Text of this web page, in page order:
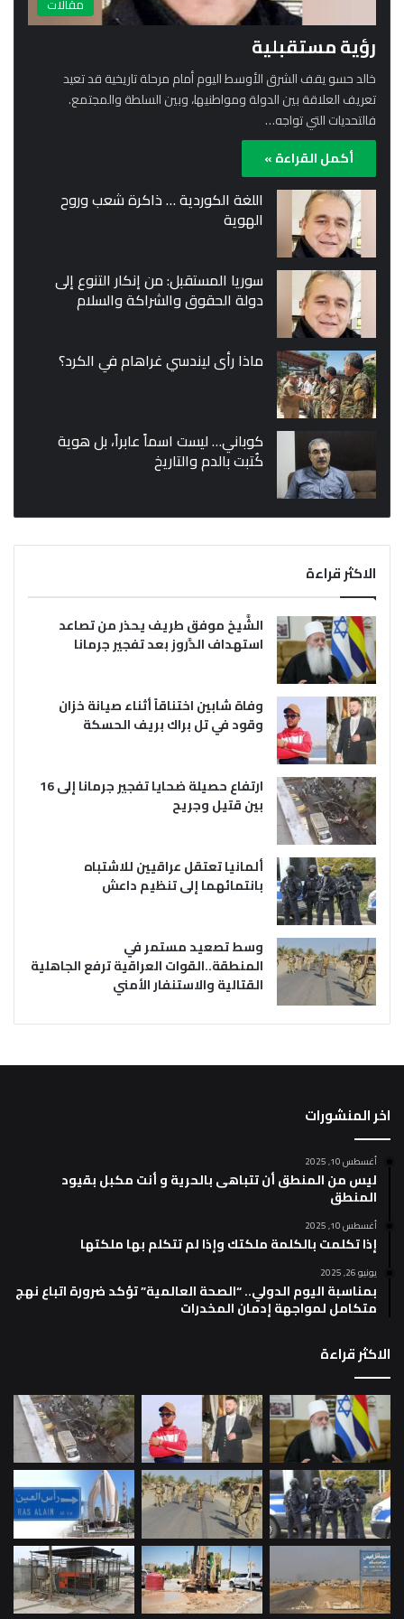
مقالات
رؤية مستقبلية
خالد حسو يقف الشرق الأوسط اليوم أمام مرحلة تاريخية قد تعيد
تعريف العلاقة بين الدولة ومواطنيها، وبين السلطة والمجتمع.
فالتحديات التي تواجه…
أكمل القراءة »
اللغة الكوردية … ذاكرة شعب وروح
الهوية
سوريا المستقبل: من إنكار التنوع إلى
دولة الحقوق والشراكة والسلام
ماذا رأى ليندسي غراهام في الكرد؟
كوباني… ليست اسماً عابراً، بل هوية
كُتبت بالدم والتاريخ
الاكثر قراءة
الشَّيخ موفق طريف يحذر من تصاعد
استهداف الدَّروز بعد تفجير جرمانا
وفاة شابين اختناقاً أثناء صيانة خزان
وقود في تل براك بريف الحسكة
ارتفاع حصيلة ضحايا تفجير جرمانا إلى 16
بين قتيل وجريح
ألمانيا تعتقل عراقيين للاشتباه
بانتمائهما إلى تنظيم داعش
وسط تصعيد مستمر في
المنطقة..القوات العراقية ترفع الجاهلية
القتالية والاستنفار الأمني
اخر المنشورات
أغسطس 10, 2025
ليس من المنطق أن تتباهى بالحرية و أنت مكبل بقيود
المنطق
أغسطس 10, 2025
إذا تكلمت بالكلمة ملكتك وإذا لم تتكلم بها ملكتها
يونيو 26, 2025
بمناسبة اليوم الدولي.. “الصحة العالمية” تؤكد ضرورة اتباع نهج
متكامل لمواجهة إدمان المخدرات
الاكثر قراءة